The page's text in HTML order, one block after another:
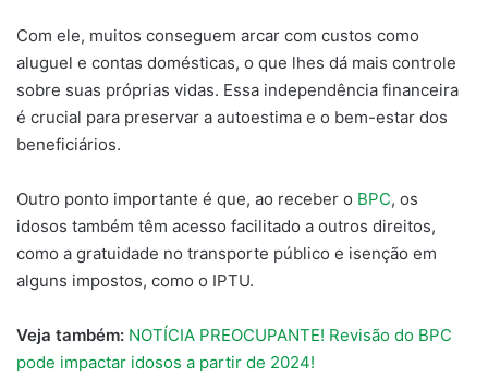
Com ele, muitos conseguem arcar com custos como
aluguel e contas domésticas, o que lhes dá mais controle
sobre suas próprias vidas. Essa independência financeira
é crucial para preservar a autoestima e o bem-estar dos
beneficiários.
Outro ponto importante é que, ao receber o BPC, os
idosos também têm acesso facilitado a outros direitos,
como a gratuidade no transporte público e isenção em
alguns impostos, como o IPTU.
Veja também: NOTÍCIA PREOCUPANTE! Revisão do BPC
pode impactar idosos a partir de 2024!